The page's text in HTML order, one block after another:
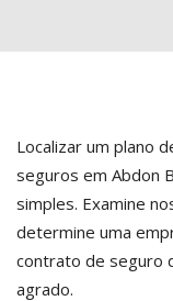
Localizar um plano
seguros em Abdon
simples. Examine
determine uma
contrato de seguro
agrado.